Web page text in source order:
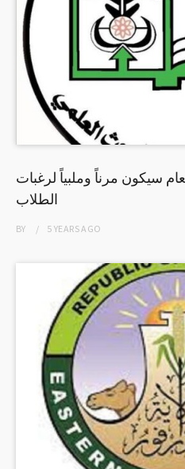
سيكون مرناً وملبياً لرغبات
الطلاب
BY 5 YEARSAGO